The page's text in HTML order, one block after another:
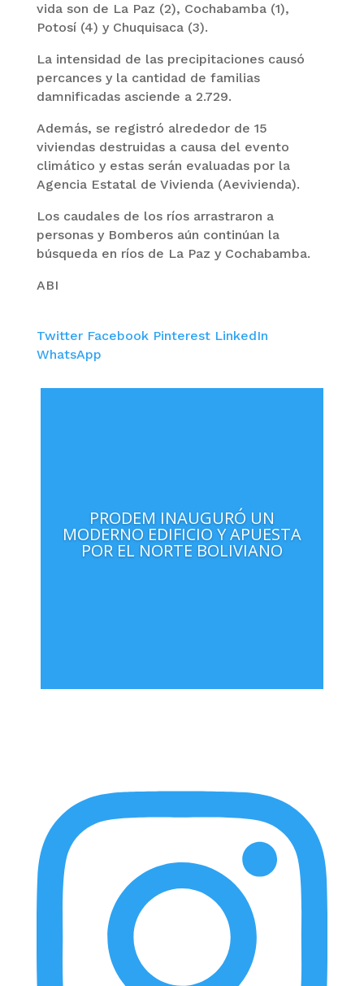
vida son de La Paz (2), Cochabamba (1),
Potosí (4) y Chuquisaca (3).
La intensidad de las precipitaciones causó
percances y la cantidad de familias
damnificadas asciende a 2.729.
Además, se registró alrededor de 15
viviendas destruidas a causa del evento
climático y estas serán evaluadas por la
Agencia Estatal de Vivienda (Aevivienda).
Los caudales de los ríos arrastraron a
personas y Bomberos aún continúan la
búsqueda en ríos de La Paz y Cochabamba.
ABI
Twitter Facebook Pinterest LinkedIn
WhatsApp
PRODEM INAUGURÓ UN
MODERNO EDIFICIO Y APUESTA
POR EL NORTE BOLIVIANO